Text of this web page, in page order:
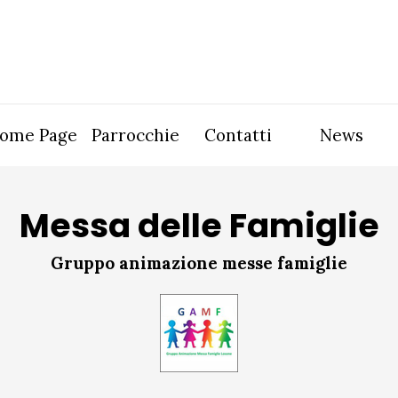
Page
Parrocchie ▼
Contatti ▼
News
Messa delle Famiglie
Gruppo animazione messe famiglie